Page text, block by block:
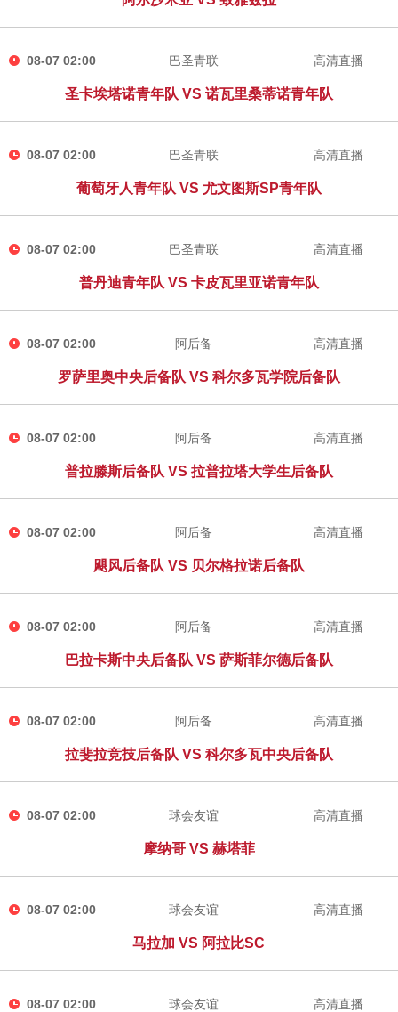
08-07 02:00 巴圣青联
圣卡埃塔诺青年队 VS 诺瓦里桑蒂诺青年队
高清直播
08-07 02:00 巴圣青联
葡萄牙人青年队 VS 尤文图斯SP青年队
高清直播
08-07 02:00 巴圣青联
普丹迪青年队 VS 卡皮瓦里亚诺青年队
高清直播
08-07 02:00 阿后备
罗萨里奥中央后备队 VS 科尔多瓦学院后备队
高清直播
08-07 02:00 阿后备
普拉滕斯后备队 VS 拉普拉塔大学生后备队
高清直播
08-07 02:00 阿后备
飓风后备队 VS 贝尔格拉诺后备队
高清直播
08-07 02:00 阿后备
巴拉卡斯中央后备队 VS 萨斯菲尔德后备队
高清直播
08-07 02:00 阿后备
拉斐拉竞技后备队 VS 科尔多瓦中央后备队
高清直播
08-07 02:00 球会友谊
摩纳哥 VS 赫塔菲
高清直播
08-07 02:00 球会友谊
马拉加 VS 阿拉比SC
高清直播
08-07 02:00 球会友谊 高清直播